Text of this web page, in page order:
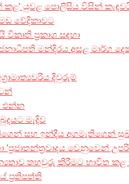
කළ’ යුවළ පොලිසිය විසින්
වේදිකාවට
ප්‍රකාශ සඳහා
මන්දිරය අසළ මාර්ග
දිවුරුම්
එන්න
මැදිව
සහ ඉන්දීය අගමැතිගෙන්
වෙනුවෙන්
තහවුරු කිරීමට භාවිත කළ
ප්‍රතිපත්ති